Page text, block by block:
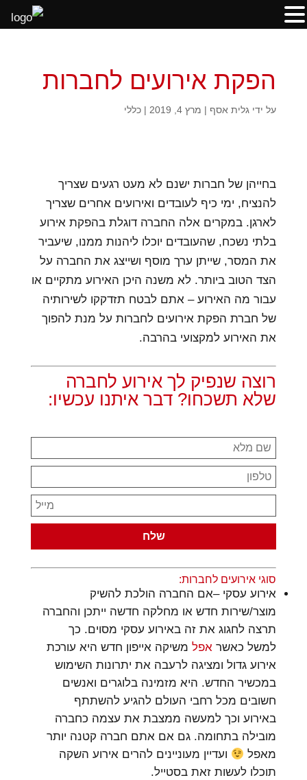
הפקת אירועים לחברות
על ידי גלית אסף | מרץ 4, 2019 | כללי
בחייהן של חברות ישנם לא מעט רגעים שצריך
להנציח, ימי כיף לעובדים ואירועים אחרים שצריך
לארגן. במקרים אלה החברה דוגלת בהפקת אירוע
בלתי נשכח, שהעובדים יוכלו ליהנות ממנו, שיעביר
את המסר, שייתן ערך מוסף ושייצג את החברה על
הצד הטוב ביותר. לא משנה היכן האירוע מתקיים או
עבור מה האירוע – אתם לבטח תזדקקו לשירותיה
של חברת הפקת אירועים לחברות על מנת להפוך
את האירוע למקצועי בהרבה.
רוצה שנפיק לך אירוע לחברה
שלא תשכחו? דבר איתנו עכשיו:
סוגי אירועים לחברות:
אירוע עסקי –אם החברה הולכת להשיק
מוצר/שירות חדש או מחלקה חדשה ייתכן והחברה
תרצה לחגוג את זה באירוע עסקי מסוים. כך
למשל כאשר אפלמשיקה אייפון חדש היא עורכת
אירוע גדול ומציגה לרעבה את יתרונות השימוש
במכשיר החדש. היא מזמינה בלוגרים ואנשים
חשובים מכל רחבי העולם להגיע להשתתף
באירוע וכך למעשה ממצבת את עצמה כחברה
מובילה בתחומה. גם אם אתם חברה קטנה יותר
מאפל
ועדיין מעוניינים להרים אירוע השקה
תוכלו לעשות זאת בסטייל.